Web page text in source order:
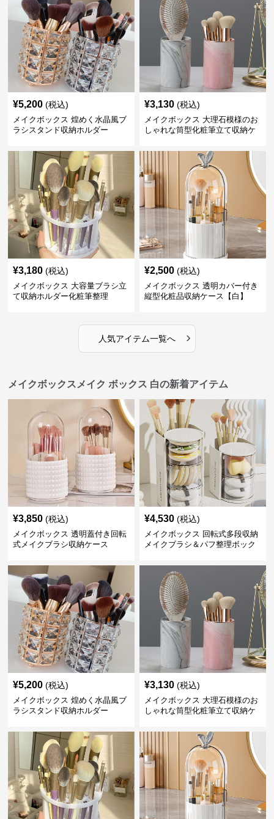
¥5,200 (税込)
メイクボックス 煌めく水晶風ブ
ラシスタンド収納ホルダー
¥3,130 (税込)
メイクボックス 大理石模様のお
しゃれな筒型化粧筆立て収納ケ
¥3,180 (税込)
メイクボックス 大容量ブラシ立
て収納ホルダー化粧筆整理
¥2,500 (税込)
メイクボックス 透明カバー付き
縦型化粧品収納ケース【白】
人気アイテム一覧へ ›
メイクボックスメイク ボックス 白の新着アイテム
¥3,850 (税込)
メイクボックス 透明蓋付き回転
式メイクブラシ収納ケース
¥4,530 (税込)
メイクボックス 回転式多段収納
メイクブラシ＆パフ整理ボック
¥5,200 (税込)
メイクボックス 煌めく水晶風ブ
ラシスタンド収納ホルダー
¥3,130 (税込)
メイクボックス 大理石模様のお
しゃれな筒型化粧筆立て収納ケ